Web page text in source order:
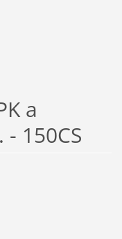
a
- 150CS